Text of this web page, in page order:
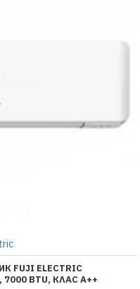
FUJI ELECTRIC
7000 BTU, КЛАС A++